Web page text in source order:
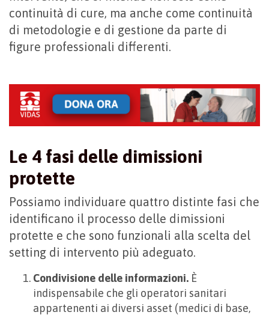
continuità di cure, ma anche come continuità
di metodologie e di gestione da parte di
figure professionali differenti.
Le 4 fasi delle dimissioni
protette
Possiamo individuare quattro distinte fasi che
identificano il processo delle dimissioni
protette e che sono funzionali alla scelta del
setting di intervento più adeguato.
Condivisione delle informazioni. È
indispensabile che gli operatori sanitari
appartenenti ai diversi asset (medici di base,